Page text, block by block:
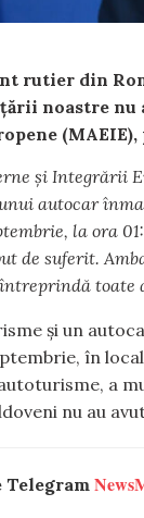
rutier din
noastre
(MAEIE),
și Integrării
autocar
la ora
de suferit.
toate
și un
în
a
nu au
Telegram